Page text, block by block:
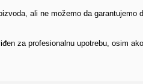
ali ne možemo da garantujemo
za profesionalnu upotrebu, osim